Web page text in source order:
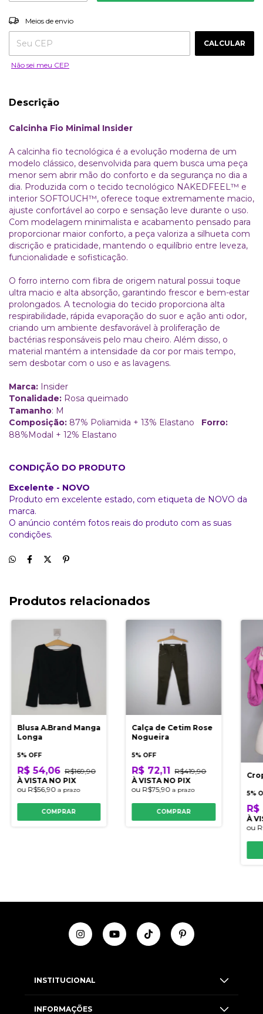
Entregas para o CEP:
Meios de envio
CALCULAR
Não sei meu CEP
Descrição
Calcinha Fio Minimal Insider
A calcinha fio tecnológica é a evolução moderna de um
modelo clássico, desenvolvida para quem busca uma peça
menor sem abrir mão do conforto e da segurança no dia a
dia. Produzida com o tecido tecnológico NAKEDFEEL™️ e
interior SOFTOUCH™️, oferece toque extremamente macio,
ajuste confortável ao corpo e sensação leve durante o uso.
Com modelagem minimalista e acabamento pensado para
proporcionar maior conforto, a peça valoriza a silhueta com
discrição e praticidade, mantendo o equilíbrio entre leveza,
funcionalidade e sofisticação.
O forro interno com fibra de origem natural possui toque
ultra macio e alta absorção, garantindo frescor e bem-estar
prolongados. A tecnologia do tecido proporciona alta
respirabilidade, rápida evaporação do suor e ação anti odor,
criando um ambiente desfavorável à proliferação de
bactérias responsáveis pelo mau cheiro. Além disso, o
material mantém a intensidade da cor por mais tempo,
sem desbotar com o uso e as lavagens.
Marca: Insider
Tonalidade: Rosa queimado
Tamanho: M
Composição: 87% Poliamida + 13% Elastano Forro:
88%Modal + 12% Elastano
CONDIÇÃO DO PRODUTO
Excelente - NOVO
Produto em excelente estado, com etiqueta de NOVO da
marca.
O anúncio contém fotos reais do produto com as suas
condições.
Produtos relacionados
Blusa A.Brand Manga
Longa
5% OFF
R$ 54,06 R$169,90
À VISTA NO PIX
ou R$56,90 a prazo
COMPRAR
Calça de Cetim Rose
Nogueira
5% OFF
R$ 72,11 R$419,90
À VISTA NO PIX
ou R$75,90a prazo
COMPRAR
5%
À
ou
INSTITUCIONAL
INFORMAÇÕES